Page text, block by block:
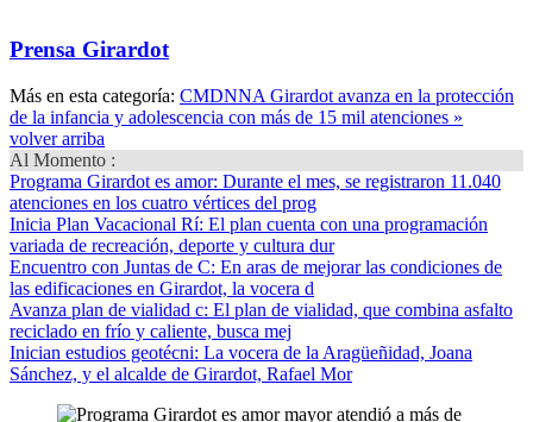
Prensa Girardot
Más en esta categoría: CMDNNA Girardot avanza en la protección
de la infancia y adolescencia con más de 15 mil atenciones »
volver arriba
Al Momento :
Programa Girardot es amor: Durante el mes, se registraron 11.040
atenciones en los cuatro vértices del prog
Inicia Plan Vacacional Rí: El plan cuenta con una programación
variada de recreación, deporte y cultura dur
Encuentro con Juntas de C: En aras de mejorar las condiciones de
las edificaciones en Girardot, la vocera d
Avanza plan de vialidad c: El plan de vialidad, que combina asfalto
reciclado en frío y caliente, busca mej
Inician estudios geotécni: La vocera de la Aragüeñidad, Joana
Sánchez, y el alcalde de Girardot, Rafael Mor